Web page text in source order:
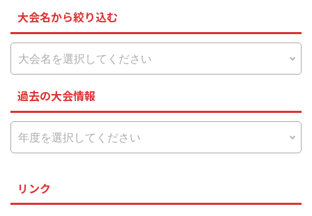
大会名から絞り込む
過去の大会情報
リンク